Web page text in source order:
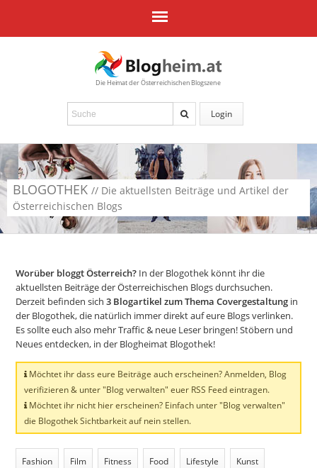
Die Heimat der Österreichischen Blogszene
Login
BLOGOTHEK // Die aktuellsten Beiträge und Artikel der
Österreichischen Blogs
Worüber bloggt Österreich? In der Blogothek könnt ihr die
aktuellsten Beiträge der Österreichischen Blogs durchsuchen.
Derzeit befinden sich3 Blogartikel zum Thema Covergestaltung in
der Blogothek, die natürlich immer direkt auf eure Blogs verlinken.
Es sollte euch also mehr Traffic & neue Leser bringen! Stöbern und
Neues entdecken, in der Blogheimat Blogothek!
Möchtet ihr dass eure Beiträge auch erscheinen? Anmelden, Blog
verifizieren & unter "Blog verwalten" euer RSS Feed eintragen.
Möchtet ihr nicht hier erscheinen? Einfach unter "Blog verwalten"
die Blogothek Sichtbarkeit auf nein stellen.
Fashion Film Fitness Food Lifestyle Kunst